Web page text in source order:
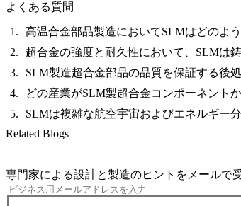
よくある質問
高温合金部品製造においてSLMはどのよ
超合金の強度と耐久性において、SLMは
SLM製造超合金部品の品質を保証する後
どの産業がSLM製超合金コンポーネント
SLMは複雑な航空宇宙およびエネルギー
Related Blogs
専門家による設計と製造のヒントをメールで